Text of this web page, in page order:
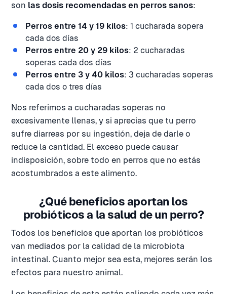
son las dosis recomendadas en perros sanos:
Perros entre 14 y 19 kilos: 1 cucharada sopera
cada dos días
Perros entre 20 y 29 kilos: 2 cucharadas
soperas cada dos días
Perros entre 3 y 40 kilos: 3 cucharadas soperas
cada dos o tres días
Nos referimos a cucharadas soperas no
excesivamente llenas, y si aprecias que tu perro
sufre diarreas por su ingestión, deja de darle o
reduce la cantidad. El exceso puede causar
indisposición, sobre todo en perros que no estás
acostumbrados a este alimento.
¿Qué beneficios aportan los
probióticos a la salud de un perro?
Todos los beneficios que aportan los probióticos
van mediados por la calidad de la microbiota
intestinal. Cuanto mejor sea esta, mejores serán los
efectos para nuestro animal.